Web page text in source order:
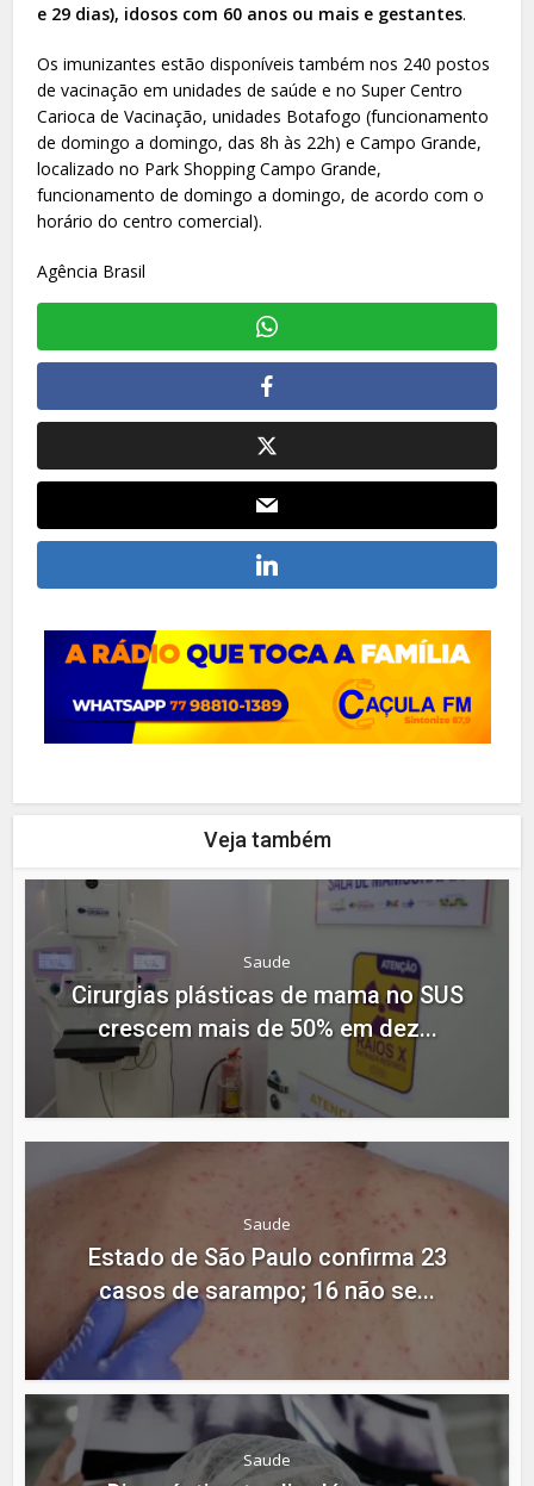
e 29 dias), idosos com 60 anos ou mais e gestantes.
Os imunizantes estão disponíveis também nos 240 postos
de vacinação em unidades de saúde e no Super Centro
Carioca de Vacinação, unidades Botafogo (funcionamento
de domingo a domingo, das 8h às 22h) e Campo Grande,
localizado no Park Shopping Campo Grande,
funcionamento de domingo a domingo, de acordo com o
horário do centro comercial).
Agência Brasil
Veja também
Saude
Cirurgias plásticas de mama no SUS
crescem mais de 50% em dez...
Saude
Estado de São Paulo confirma 23
casos de sarampo; 16 não se...
Saude